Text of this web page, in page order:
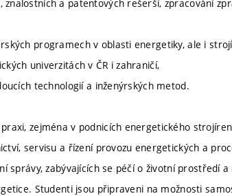
a patentových rešerší, zpracování
programech v oblasti energetiky, ale i
univerzitách v ČR i zahraničí,
technologií a inženýrských metod.
zejména v podnicích energetického
servisu a řízení provozu energetických a
správy, zabývajících se péčí o životní prostředí
Studenti jsou připraveni na možnosti